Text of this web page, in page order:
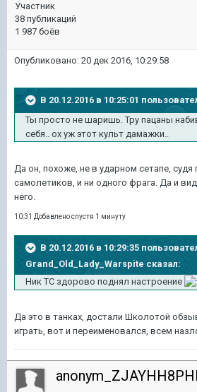
Участник
38 публикаций
1 987 боёв
Опубликовано: 20 дек 2016, 10:29:58
В 20.12.2016 в 10:25:01
Ты просто не шаришь. Тру пацаны
себя.. ох уж этот культ дамажки..
Да он, похоже, не в ударном сетапе, судя
самолетиков, и ни одного фрага. Да и
него.
10:31 Добавлено спустя 1 минуту
В 20.12.2016 в 10:29:35
Grand_Old_Lady_Warspite сказал:
Ник ТС здорово поднял настроение
Да это в танках, достали Школотой
играть, вот и переименовался, всем